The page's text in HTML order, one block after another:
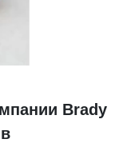
Brady